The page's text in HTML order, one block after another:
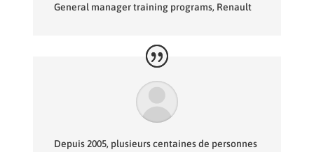
General manager training programs, Renault
Depuis 2005, plusieurs centaines de personnes